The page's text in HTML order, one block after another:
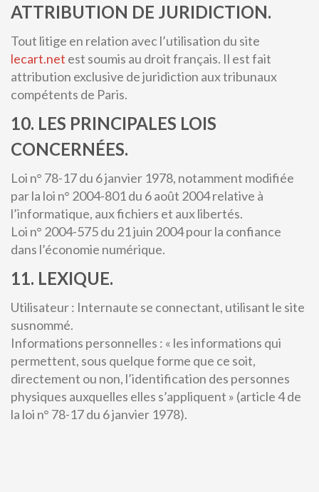
ATTRIBUTION DE JURIDICTION.
Tout litige en relation avec l’utilisation du site
lecart.net est soumis au droit français. Il est fait
attribution exclusive de juridiction aux tribunaux
compétents de Paris.
10. LES PRINCIPALES LOIS
CONCERNÉES.
Loi n° 78-17 du 6 janvier 1978, notamment modifiée
par la loi n° 2004-801 du 6 août 2004 relative à
l’informatique, aux fichiers et aux libertés.
Loi n° 2004-575 du 21 juin 2004 pour la confiance
dans l’économie numérique.
11. LEXIQUE.
Utilisateur : Internaute se connectant, utilisant le site
susnommé.
Informations personnelles : « les informations qui
permettent, sous quelque forme que ce soit,
directement ou non, l’identification des personnes
physiques auxquelles elles s’appliquent » (article 4 de
la loi n° 78-17 du 6 janvier 1978).